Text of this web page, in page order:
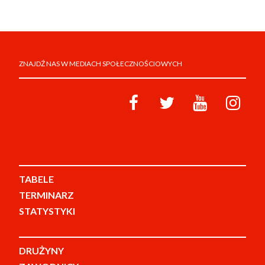
ZNAJDŹ NAS W MEDIACH SPOŁECZNOŚCIOWYCH
TABELE
TERMINARZ
STATYSTYKI
DRUŻYNY